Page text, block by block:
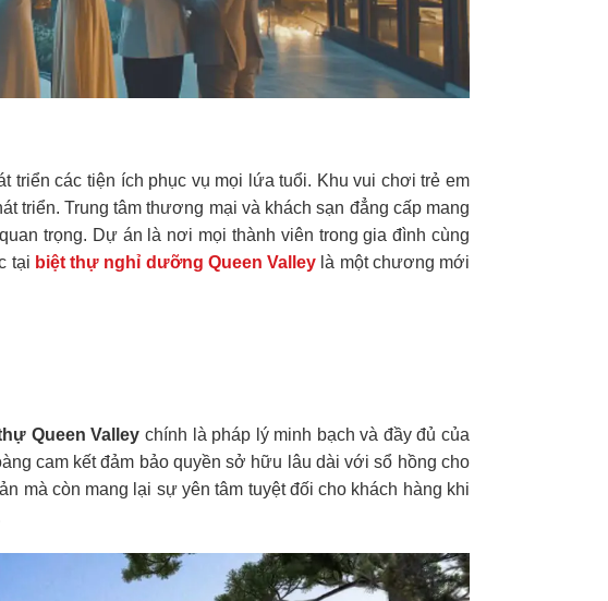
triển các tiện ích phục vụ mọi lứa tuổi. Khu vui chơi trẻ em
triển. Trung tâm thương mại và khách sạn đẳng cấp mang
trọng. Dự án là nơi mọi thành viên trong gia đình cùng
tại biệt thự nghỉ dưỡng Queen Valley là một chương mới
Queen Valley chính là pháp lý minh bạch và đầy đủ của
cam kết đảm bảo quyền sở hữu lâu dài với sổ hồng cho
mà còn mang lại sự yên tâm tuyệt đối cho khách hàng khi